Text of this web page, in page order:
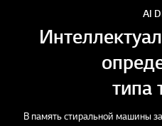
AI
типа
В память стиральной машины